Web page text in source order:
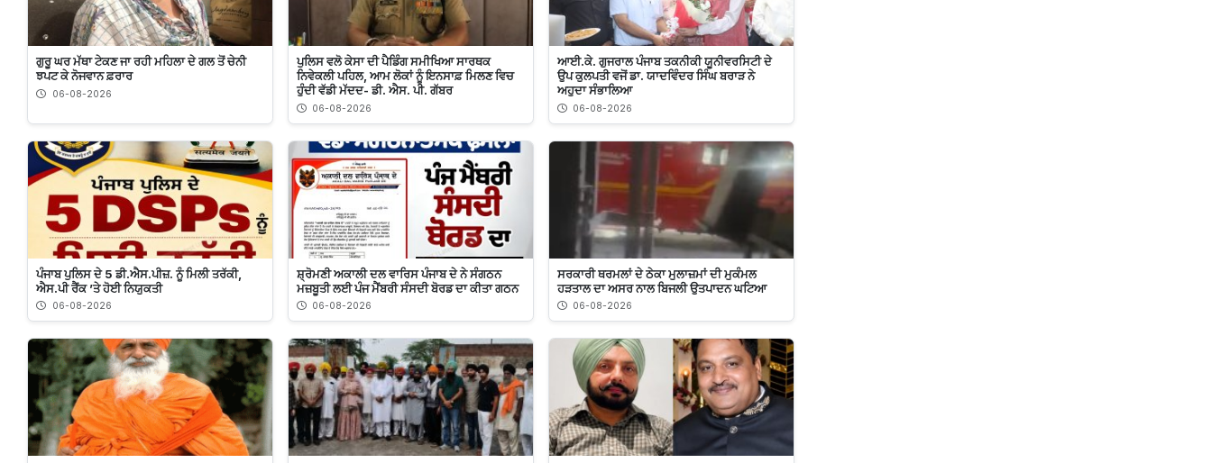
ਗੁਰੂ ਘਰ ਮੱਥਾ ਟੇਕਣ ਜਾ ਰਹੀ ਮਹਿਲਾ ਦੇ ਗਲ ਤੋਂ ਚੇਨੀ
ਝਪਟ ਕੇ ਨੋਜਵਾਨ ਫ਼ਰਾਰ
06-08-2026
ਪੁਲਿਸ ਵਲੋ ਕੇਸਾ ਦੀ ਪੈਡਿੰਗ ਸਮੀਖਿਆ ਸਾਰਥਕ
ਨਿਵੇਕਲੀ ਪਹਿਲ, ਆਮ ਲੋਕਾਂ ਨੂੰ ਇਨਸਾਫ਼ ਮਿਲਣ ਵਿਚ
ਹੁੰਦੀ ਵੱਡੀ ਮੱਦਦ- ਡੀ. ਐਸ. ਪੀ. ਗੱਬਰ
06-08-2026
ਆਈ.ਕੇ. ਗੁਜਰਾਲ ਪੰਜਾਬ ਤਕਨੀਕੀ ਯੂਨੀਵਰਸਿਟੀ ਦੇ
ਉਪ ਕੁਲਪਤੀ ਵਜੋਂ ਡਾ. ਯਾਦਵਿੰਦਰ ਸਿੰਘ ਬਰਾੜ ਨੇ
ਅਹੁਦਾ ਸੰਭਾਲਿਆ
06-08-2026
ਪੰਜਾਬ ਪੁਲਿਸ ਦੇ 5 ਡੀ.ਐਸ.ਪੀਜ਼. ਨੂੰ ਮਿਲੀ ਤਰੱਕੀ,
ਐਸ.ਪੀ ਰੈਂਕ ’ਤੇ ਹੋਈ ਨਿਯੁਕਤੀ
06-08-2026
ਸ਼੍ਰੋਮਣੀ ਅਕਾਲੀ ਦਲ ਵਾਰਿਸ ਪੰਜਾਬ ਦੇ ਨੇ ਸੰਗਠਨ
ਮਜ਼ਬੂਤੀ ਲਈ ਪੰਜ ਮੈਂਬਰੀ ਸੰਸਦੀ ਬੋਰਡ ਦਾ ਕੀਤਾ ਗਠਨ
06-08-2026
ਸਰਕਾਰੀ ਥਰਮਲਾਂ ਦੇ ਠੇਕਾ ਮੁਲਾਜ਼ਮਾਂ ਦੀ ਮੁਕੰਮਲ
ਹੜਤਾਲ ਦਾ ਅਸਰ ਨਾਲ ਬਿਜਲੀ ਉਤਪਾਦਨ ਘਟਿਆ
06-08-2026